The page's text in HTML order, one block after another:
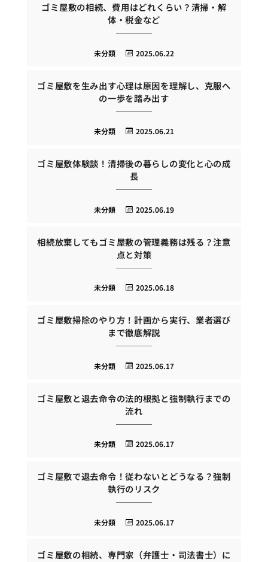
ゴミ屋敷の相続、費用はどれくらい？清掃・解
体・税金など
2025.06.22
未分類
ゴミ屋敷を生み出す心理は原因を理解し、克服へ
の一歩を踏み出す
2025.06.21
未分類
ゴミ屋敷体験談！清掃後の暮らしの変化と心の成
長
2025.06.19
未分類
相続放棄してもゴミ屋敷の管理義務は残る？注意
点と対策
2025.06.18
未分類
ゴミ屋敷掃除のやり方！計画から実行、業者選び
まで徹底解説
2025.06.17
未分類
ゴミ屋敷と退去命令の法的根拠と強制執行までの
流れ
2025.06.17
未分類
ゴミ屋敷で退去命令！従わないとどうなる？強制
執行のリスク
2025.06.17
未分類
ゴミ屋敷の相続、専門家（弁護士・司法書士）に